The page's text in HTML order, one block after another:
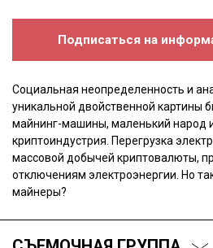
Подписаться на
Cоциальная неопределенность и
уникальной двойственной картины
майнинг-машины, маленький народ
криптоиндустрия. Перегрузка
массовой добычей криптовалюты,
отключениям электроэнергии. Но
майнеры?